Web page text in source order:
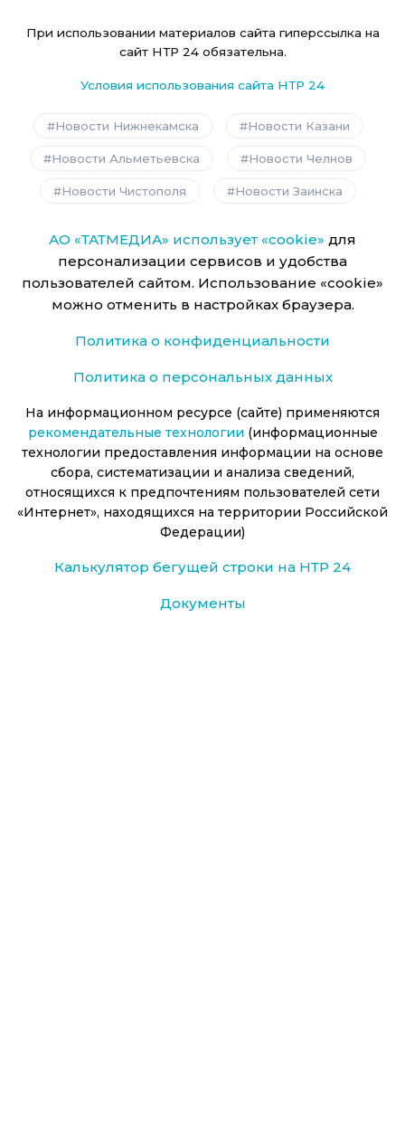
При использовании материалов сайта гиперссылка на
сайт НТР 24 обязательна.
Условия использования сайта НТР 24
Новости Нижнекамска Новости Казани
Новости Альметьевска Новости Челнов
Новости Чистополя Новости Заинска
АО «ТАТМЕДИА» использует «cookie» для
персонализации сервисов и удобства
пользователей сайтом. Использование «cookie»
можно отменить в настройках браузера.
Политика о конфиденциальности
Политика о персональных данных
На информационном ресурсе (сайте) применяются
рекомендательные технологии (информационные
технологии предоставления информации на основе
сбора, систематизации и анализа сведений,
относящихся к предпочтениям пользователей сети
«Интернет», находящихся на территории Российской
Федерации)
Калькулятор бегущей строки на НТР 24
Документы